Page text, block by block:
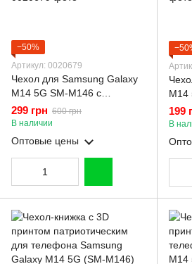
−50%
Артикул: 0020679
Чехол для Samsung Galaxy
M14 5G SM-M146 с
кольцом-подставкой с
золотой окантовкой на
самсунг м14 черничный gs1
299 грн 600 грн
В наличии
Оптовые цены
M14
199
В